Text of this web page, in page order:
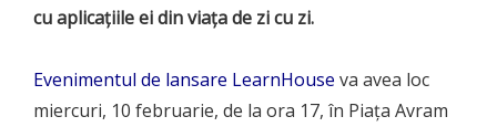
cu aplicațiile ei din viața de zi cu zi.
Evenimentul de lansare LearnHouse va avea loc
miercuri, 10 februarie, de la ora 17, în Piața Avram